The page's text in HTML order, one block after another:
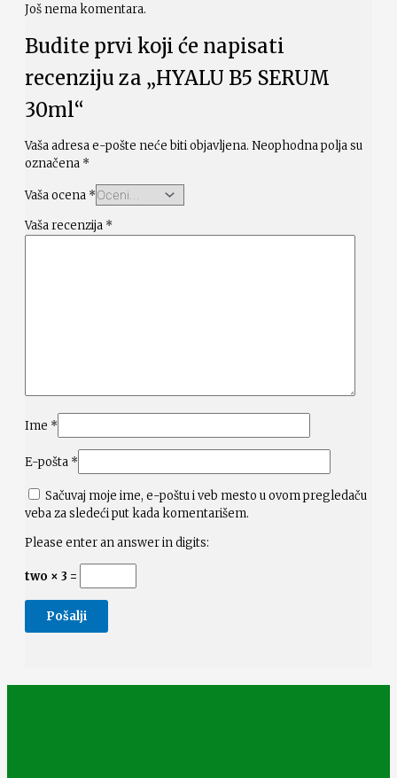
Još nema komentara.
Budite prvi koji će napisati
recenziju za „HYALU B5 SERUM
30ml“
Vaša adresa e-pošte neće biti objavljena. Neophodna polja su
označena *
Vaša ocena *
Vaša recenzija *
Ime *
E-pošta *
Sačuvaj moje ime, e-poštu i veb mesto u ovom pregledaču
veba za sledeći put kada komentarišem.
Please enter an answer in digits:
two × 3 =